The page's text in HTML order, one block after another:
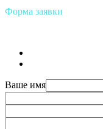
Форма заявки
Ваше имя